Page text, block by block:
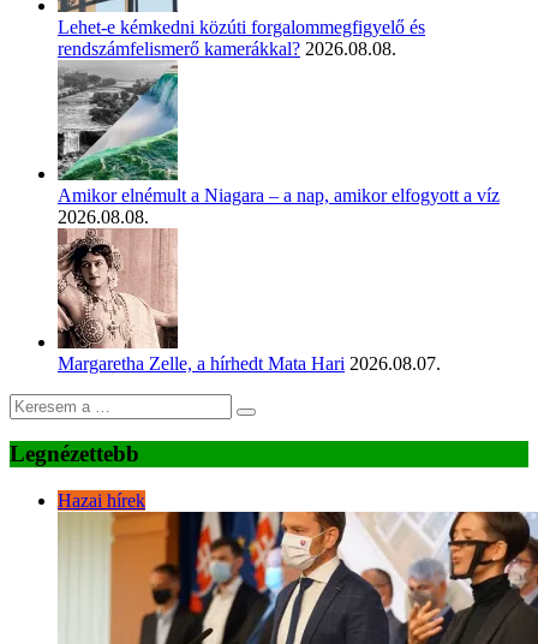
Lehet-e kémkedni közúti forgalommegfigyelő és
rendszámfelismerő kamerákkal? 2026.08.08.
Amikor elnémult a Niagara – a nap, amikor elfogyott a víz
2026.08.08.
Margaretha Zelle, a hírhedt Mata Hari 2026.08.07.
Legnézettebb
Hazai hírek